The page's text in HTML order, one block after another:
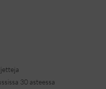
30 asteessa